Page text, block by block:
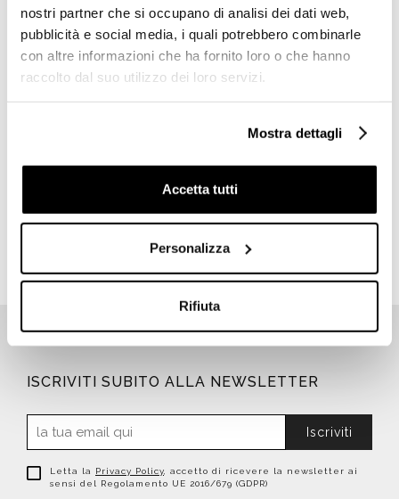
nostri partner che si occupano di analisi dei dati web,
pubblicità e social media, i quali potrebbero combinarle
con altre informazioni che ha fornito loro o che hanno
raccolto dal suo utilizzo dei loro servizi.
Mostra dettagli
Accetta tutti
Personalizza
Rifiuta
€ 719,79 € 489,50
ISCRIVITI SUBITO ALLA NEWSLETTER
Iscriviti
Letta la Privacy Policy , accetto di ricevere la newsletter ai
sensi del Regolamento UE 2016/679 (GDPR)